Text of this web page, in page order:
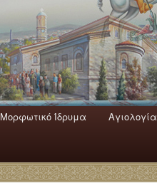
Μορφωτικό Ίδρυμα Αγιολογία